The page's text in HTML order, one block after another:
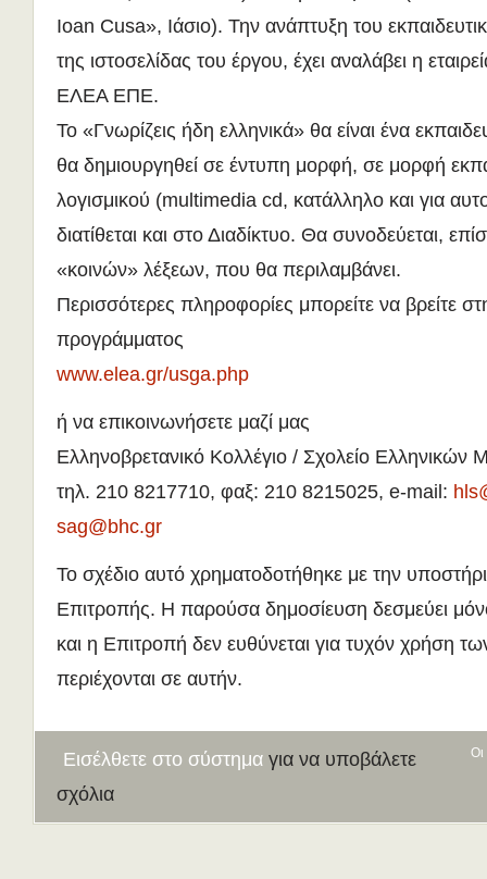
Ioan Cusa», Ιάσιο). Την ανάπτυξη του
της ιστοσελίδας του έργου, έχει αναλάβει η
ΕΛΕΑ ΕΠΕ.
Το «Γνωρίζεις ήδη ελληνικά» θα είναι ένα
θα δημιουργηθεί σε έντυπη μορφή, σε μορφή
λογισμικού (multimedia cd, κατάλληλο και για
διατίθεται και στο Διαδίκτυο. Θα συνοδεύεται,
«κοινών» λέξεων, που θα περιλαμβάνει.
Περισσότερες πληροφορίες μπορείτε να βρείτε
προγράμματος
www.elea.gr/usga.php
ή να επικοινωνήσετε μαζί μας
Ελληνοβρετανικό Κολλέγιο / Σχολείο Ελληνικών
τηλ. 210 8217710, φαξ: 210 8215025, e-mail:
sag@bhc.gr
Το σχέδιο αυτό χρηματοδοτήθηκε με την
Επιτροπής. Η παρούσα δημοσίευση δεσμεύει
και η Επιτροπή δεν ευθύνεται για τυχόν χρήση
περιέχονται σε αυτήν.
Οι
Εισέλθετε στο σύστημα για να υποβάλετε
σχόλια